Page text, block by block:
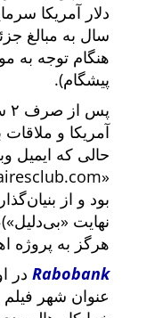
دلار آمریکا
سال به مبالغ
هنگام توجه به
پیشگام).
آمریکا و ملاقات
حالی که ایمیل
بود و از
نهایت
بی‌دلیل
هرگز به پروژه
Rabobank در
عنوان شهر